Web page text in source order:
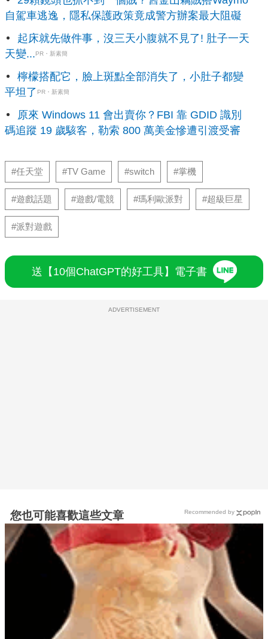
自駕車逃逸，隱私保護政策竟成警方辦案最大阻礙
起床就先做件事，沒三天小腹就不見了! 肚子一天
天變... PR・新素簡
檸檬搭配它，臉上斑點全部消失了，小肚子都變
平坦了 PR・新素簡
原來 Windows 11 會出賣你？FBI 靠 GDID 識別
碼追蹤 19 歲駭客，勒索 800 萬美金慘遭引渡受審
#任天堂 #TV Game #switch #掌機
#遊戲話題 #遊戲/電競 #瑪利歐派對 #超級巨星
#派對遊戲
送【10個ChatGPT的好工具】電子書
ADVERTISEMENT
您也可能喜歡這些文章 Recommended by